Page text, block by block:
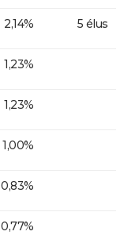
2,14% 5 élus
1,23%
1,23%
1,00%
0,83%
0,77%